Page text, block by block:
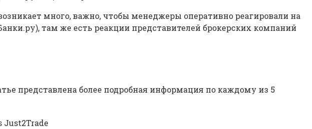
много, важно, чтобы менеджеры оперативно реагировали на
там же есть реакции представителей брокерских компаний
представлена более подробная информация по каждому из 5
Just2Trade